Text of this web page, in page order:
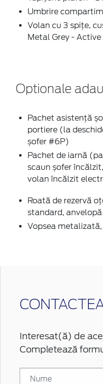
Umbrire
Volan cu 3 spițe,
Metal Grey - Active
Optionale
Pachet asistență
portiere (la
șofer #6P)
Pachet de iarnă
scaun șofer
volan încălzit
Roată de rezervă
standard, anvelopă
Vopsea
Interesat(ă) de
Completează